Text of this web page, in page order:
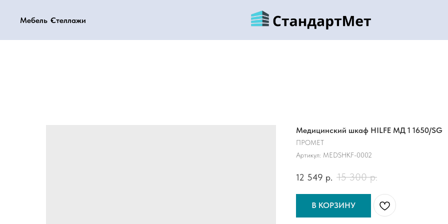
Мебель Стеллажи
Мебель Стеллажи
Медицинский шкаф HILFE МД 1 1650/SG
ПРОМЕТ
Артикул: MEDSHKF-0002
12 549 р. 15 300 р.
В КОРЗИНУ